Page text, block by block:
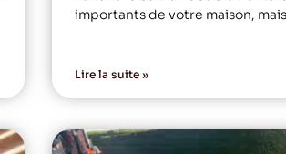
importants de votre maison, mais
Lire la suite »